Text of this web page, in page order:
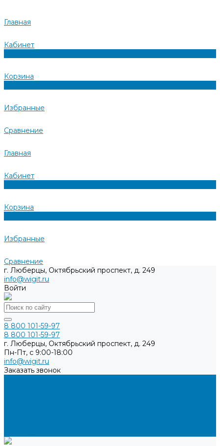
Главная
Кабинет
Корзина
Избранные
Сравнение
Главная
Кабинет
Корзина
Избранные
Сравнение
г. Люберцы, Октябрьский проспект, д. 249
info@wigit.ru
Войти
8 800 101-59-97
8 800 101-59-97
г. Люберцы, Октябрьский проспект, д. 249
Пн-Пт, с 9:00-18:00
info@wigit.ru
Заказать звонок